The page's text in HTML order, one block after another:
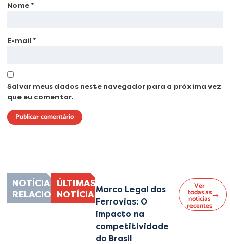
Nome *
E-mail *
Salvar meus dados neste navegador para a próxima vez
que eu comentar.
NOTÍCIAS
RELACIONADAS
ÚLTIMAS
NOTÍCIASMarco Legal das
Ferrovias: O
impacto na
competitividade
do Brasil
Ver
todas as
notícias
recentes